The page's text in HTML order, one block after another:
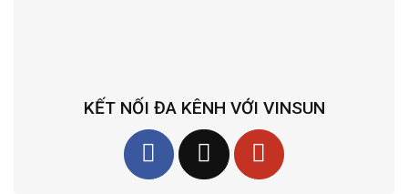
KẾT NỐI ĐA KÊNH VỚI VINSUN